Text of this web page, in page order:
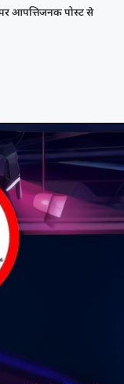
आपत्तिजनक पोस्ट से